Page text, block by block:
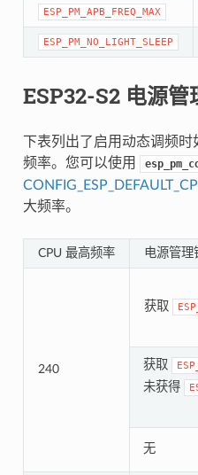
ESP_PM_APB_FREQ_MAX
ESP_PM_NO_LIGHT_SLEEP
ESP32-S2 电源管
下表列出了启用动态调频
频率。您可以使用
大频率。
CPU 最高频率 电源管理
240
获取
获取
未获得
无